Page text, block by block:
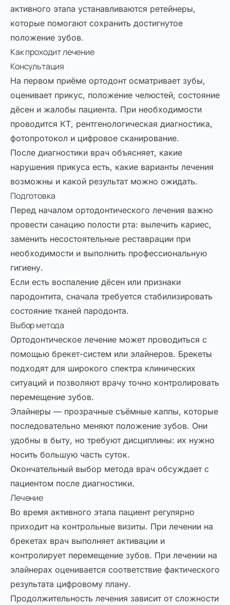
активного этапа устанавливаются ретейнеры,
которые помогают сохранить достигнутое
положение зубов.
Как проходит лечение
Консультация
На первом приёме ортодонт осматривает зубы,
оценивает прикус, положение челюстей, состояние
дёсен и жалобы пациента. При необходимости
проводится КТ, рентгенологическая диагностика,
фотопротокол и цифровое сканирование.
После диагностики врач объясняет, какие
нарушения прикуса есть, какие варианты лечения
возможны и какой результат можно ожидать.
Подготовка
Перед началом ортодонтического лечения важно
провести санацию полости рта: вылечить кариес,
заменить несостоятельные реставрации при
необходимости и выполнить профессиональную
гигиену.
Если есть воспаление дёсен или признаки
пародонтита, сначала требуется стабилизировать
состояние тканей пародонта.
Выбор метода
Ортодонтическое лечение может проводиться с
помощью брекет-систем или элайнеров. Брекеты
подходят для широкого спектра клинических
ситуаций и позволяют врачу точно контролировать
перемещение зубов.
Элайнеры — прозрачные съёмные каппы, которые
последовательно меняют положение зубов. Они
удобны в быту, но требуют дисциплины: их нужно
носить большую часть суток.
Окончательный выбор метода врач обсуждает с
пациентом после диагностики.
Лечение
Во время активного этапа пациент регулярно
приходит на контрольные визиты. При лечении на
брекетах врач выполняет активации и
контролирует перемещение зубов. При лечении на
элайнерах оценивается соответствие фактического
результата цифровому плану.
Продолжительность лечения зависит от сложности